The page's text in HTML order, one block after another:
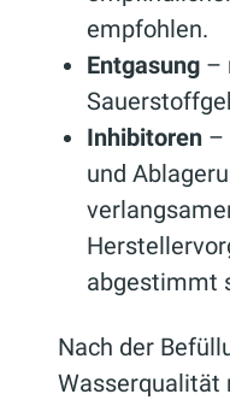
empfohlen.
Entgasung –
Inhibitoren –
und
abgestimmt
Nach der
Wasserqualität